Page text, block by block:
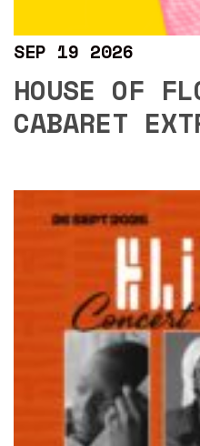
SEP 19 2026
HOUSE OF
CABARET